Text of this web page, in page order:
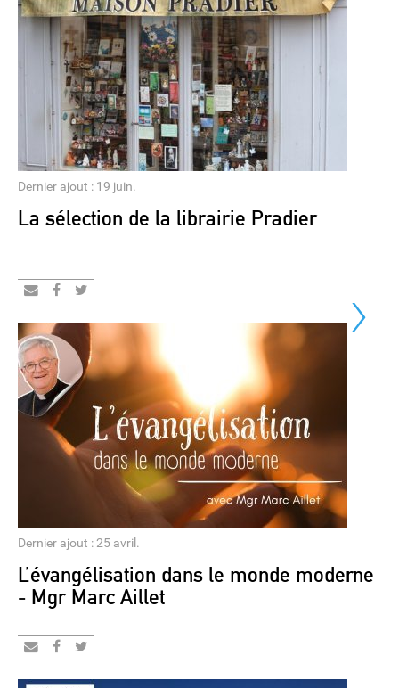
›
Dernier ajout : 19 juin.
La sélection de la librairie Pradier
Dernier ajout : 25 avril.
L’évangélisation dans le monde moderne
- Mgr Marc Aillet